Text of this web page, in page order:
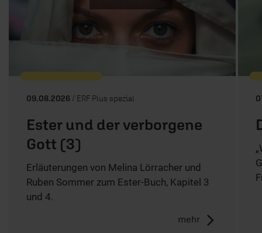
09.08.2026 / ERF Plus spezial
Ester und der verborgene
Gott (3)
Erläuterungen von Melina Lörracher und
Ruben Sommer zum Ester-Buch, Kapitel 3
und 4.
mehr